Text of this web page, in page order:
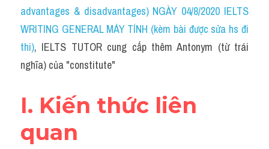
Idiom
Grammar
Collocation
Cách dùng từ
Phân biệt từ
advantages & disadvantages) NGÀY 04/8/2020 IELTS
WRITING GENERAL MÁY TÍNH (kèm bài được sửa hs đi
thi), IELTS TUTOR cung cấp thêm Antonym (từ trái
nghĩa) của "constitute"
I. Kiến thức liên
quan